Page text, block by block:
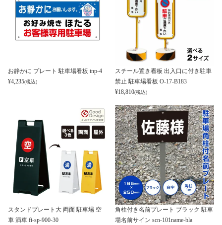
お静かに プレート 駐車場看板 tnp-4
¥4,235(税込)
スチール置き看板 出入口に付き駐車
禁止 駐車場看板 O-17-B183
¥18,810(税込)
スタンドプレート大 両面 駐車場 空
車 満車 fi-sp-900-30
角柱付き名前プレート ブラック 駐車
場名前サイン scn-101name-bla